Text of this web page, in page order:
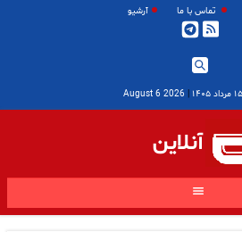
تماس با ما آرشیو
|
2026 August 6
آنلاین